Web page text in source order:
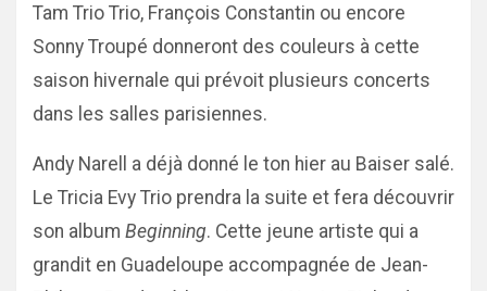
Tam Trio Trio, François Constantin ou encore
Sonny Troupé donneront des couleurs à cette
saison hivernale qui prévoit plusieurs concerts
dans les salles parisiennes.
Andy Narell a déjà donné le ton hier au Baiser salé.
Le Tricia Evy Trio prendra la suite et fera découvrir
son album Beginning. Cette jeune artiste qui a
grandit en Guadeloupe accompagnée de Jean-